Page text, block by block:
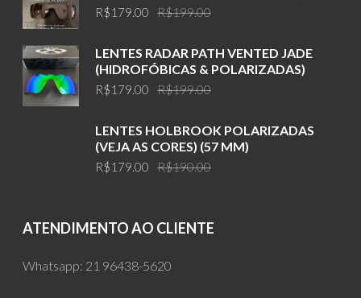
R$199.00
was:
R$199.00.
R$179.00
is:
R$179.00.
LENTES RADAR PATH VENTED JADE
(HIDROFÓBICAS & POLARIZADAS)
R$199.00
was:
R$199.00.
R$179.00
is:
R$179.00.
LENTES HOLBROOK POLARIZADAS
(VEJA AS CORES) (57 MM)
R$190.00
R$190.00.
R$179.00
R$179.00.
ATENDIMENTO AO CLIENTE
Whatsapp: 21 96438-5620